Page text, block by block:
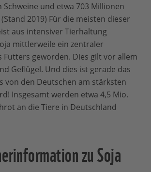
Schweine und etwa 703 Millionen
2019) Für die meisten dieser
aus intensiver Tierhaltung
mittlerweile ein zentraler
Futters geworden. Dies gilt vor allem
Geflügel. Und dies ist gerade das
von den Deutschen am stärksten
Insgesamt werden etwa 4,5 Mio.
an die Tiere in Deutschland
zu Soja